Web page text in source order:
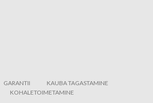
GARANTII
KAUBA TAGASTAMINE
KOHALETOIMETAMINE